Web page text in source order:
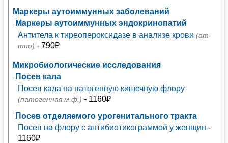
Маркеры аутоиммунных заболеваний
Маркеры аутоиммунных эндокринопатий
Антитела к тиреопероксидазе в анализе крови (ат-
тпо) - 790₽
Микробиологические исследования
Посев кала
Посев кала на патогенную кишечную флору
(патогенная м.ф.) - 1160₽
Посев отделяемого урогенитального тракта
Посев на флору с антибиотикограммой у женщин -
1160₽